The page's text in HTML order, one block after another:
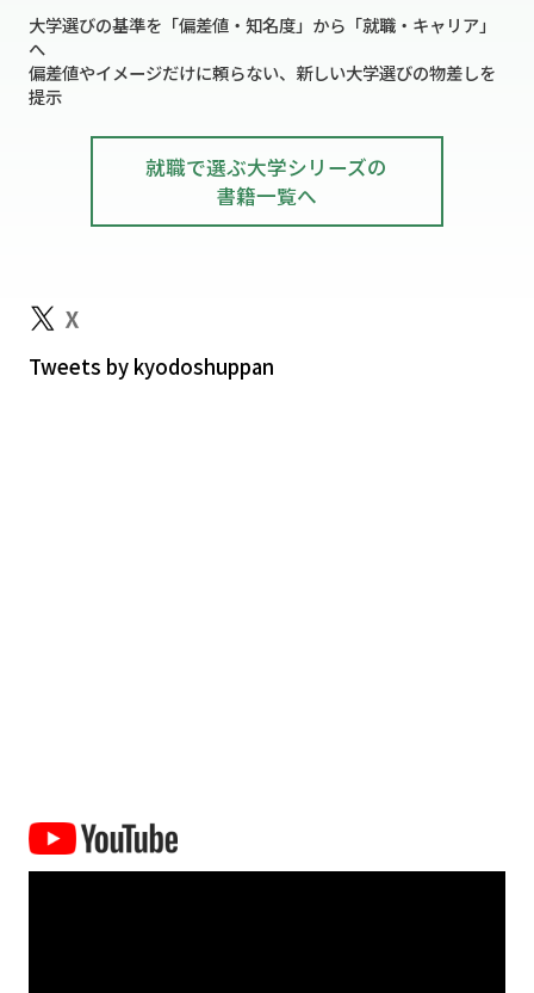
大学選びの基準を「偏差値・知名度」から「就職・キャリア」
へ
偏差値やイメージだけに頼らない、新しい大学選びの物差しを
提示
就職で選ぶ大学シリーズの
書籍一覧へ
Tweets by kyodoshuppan